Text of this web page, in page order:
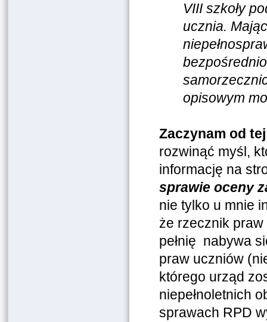
VIII szkoły
ucznia.
opisowym
Zaczynam od
rozwinąć myśl,
informację na
sprawie oceny
nie tylko u mnie
że rzecznik
pełnię nabywa
praw uczniów
którego urząd
niepełnoletnich
sprawach RPD